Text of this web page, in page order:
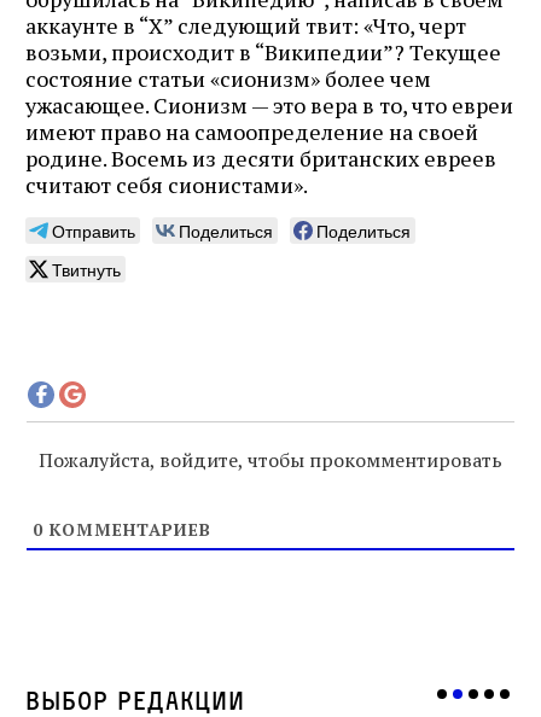
аккаунте в “X” следующий твит: «Что, черт
возьми, происходит в “Википедии”? Текущее
состояние статьи «сионизм» более чем
ужасающее. Сионизм — это вера в то, что евреи
имеют право на самоопределение на своей
родине. Восемь из десяти британских евреев
считают себя сионистами».
Отправить Поделиться
Поделиться
Твитнуть
Пожалуйста, войдите, чтобы прокомментировать
0 КОММЕНТАРИЕВ
Выбор редакции